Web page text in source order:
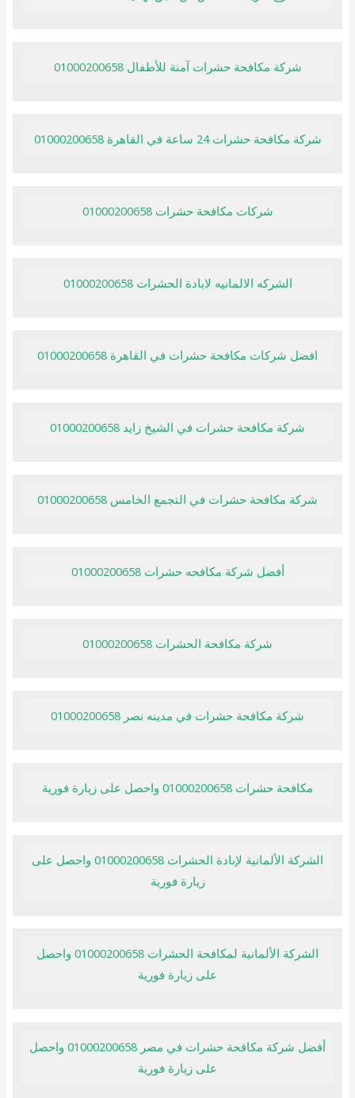
شركة مكافحة حشرات آمنة للأطفال 01000200658
شركة مكافحة حشرات 24 ساعة في القاهرة 01000200658
شركات مكافحة حشرات 01000200658
الشركه الالمانيه لابادة الحشرات 01000200658
افضل شركات مكافحة حشرات في القاهرة 01000200658
شركة مكافحة حشرات في الشيخ زايد 01000200658
شركة مكافحة حشرات في التجمع الخامس 01000200658
أفضل شركة مكافحه حشرات 01000200658
شركة مكافحة الحشرات 01000200658
شركة مكافحة حشرات في مدينه نصر 01000200658
مكافحة حشرات 01000200658 واحصل على زيارة فورية
الشركة الألمانية لإبادة الحشرات 01000200658 واحصل على
زيارة فورية
الشركة الألمانية لمكافحة الحشرات 01000200658 واحصل
على زيارة فورية
أفضل شركة مكافحة حشرات في مصر 01000200658 واحصل
على زيارة فورية